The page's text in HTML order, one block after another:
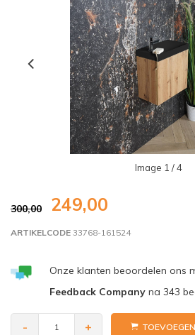
Image 1 / 4
300,00 249,00
ARTIKELCODE 33768-161524
Onze klanten beoordelen ons
Feedback Companyna 343
- +